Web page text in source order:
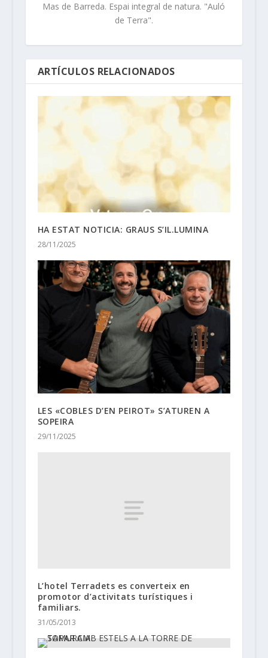
Mas de Barreda. Espai integral de natura. "Auló
de Terra".
ARTÍCULOS RELACIONADOS
HA ESTAT NOTICIA: GRAUS S’IL.LUMINA
28/11/2025
LES «COBLES D’EN PEIROT» S’ATUREN A
SOPEIRA
29/11/2025
L’hotel Terradets es converteix en
promotor d’activitats turístiques i
familiars.
31/05/2013